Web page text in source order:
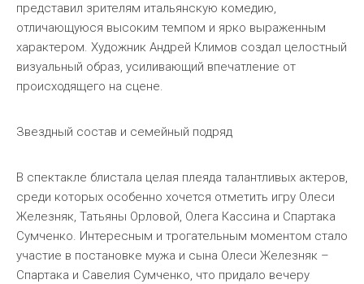
представил зрителям итальянскую комедию,
отличающуюся высоким темпом и ярко выраженным
характером. Художник Андрей Климов создал целостный
визуальный образ, усиливающий впечатление от
происходящего на сцене.
Звездный состав и семейный подряд
В спектакле блистала целая плеяда талантливых актеров,
среди которых особенно хочется отметить игру Олеси
Железняк, Татьяны Орловой, Олега Кассина и Спартака
Сумченко. Интересным и трогательным моментом стало
участие в постановке мужа и сына Олеси Железняк –
Спартака и Савелия Сумченко, что придало вечеру